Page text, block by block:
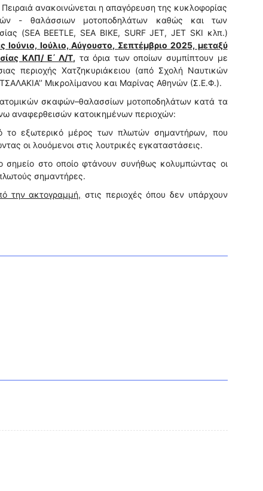
ανακοινώνεται η απαγόρευση της κυκλοφορίας
- θαλάσσιων μοτοποδηλάτων καθώς και των
(SEA BEETLE, SEA BIKE, SURF JET, JET SKI κλπ.)
Ιούνιο, Ιούλιο, Αύγουστο, Σεπτέμβριο 2025, μεταξύ
ΚΛΠ/ Ε΄ Λ/Τ, τα όρια των οποίων συμπίπτουν με
περιοχής Χατζηκυριάκειου (από Σχολή Ναυτικών
Μικρολίμανου και Μαρίνας Αθηνών (Σ.Ε.Φ.).
σκαφών–θαλασσίων μοτοποδηλάτων κατά τα
αναφερθεισών κατοικημένων περιοχών:
το εξωτερικό μέρος των πλωτών σημαντήρων, που
οι λουόμενοι στις λουτρικές εγκαταστάσεις.
σημείο στο οποίο φτάνουν συνήθως κολυμπώντας οι
σημαντήρες.
την ακτογραμμή, στις περιοχές όπου δεν υπάρχουν